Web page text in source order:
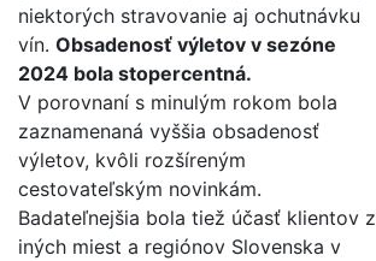
niektorých stravovanie aj ochutnávku
vín. Obsadenosť výletov v sezóne
2024 bola stopercentná.
V porovnaní s minulým rokom bola
zaznamenaná vyššia obsadenosť
výletov, kvôli rozšíreným
cestovateľským novinkám.
Badateľnejšia bola tiež účasť klientov z
iných miest a regiónov Slovenska v